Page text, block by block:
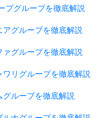
プグループを徹底解説
グループを徹底解説
グループを徹底解説
リグループを徹底解説
ループを徹底解説